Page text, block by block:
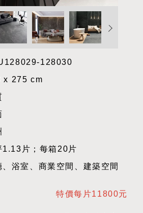
128030
x 275 cm
1.13片；每箱20片
、浴室、商業空間、建築空間
特價每片11800元